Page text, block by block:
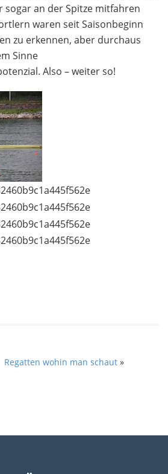
an der Spitze mitfahren
waren seit Saisonbeginn
zu erkennen, aber durchaus
Sinne
Also – weiter so!
Regatten wohin man schaut»